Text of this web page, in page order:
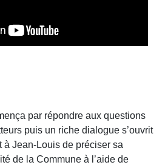
par répondre aux questions
puis un riche dialogue s’ouvrit
Jean-Louis de préciser sa
de la Commune à l’aide de